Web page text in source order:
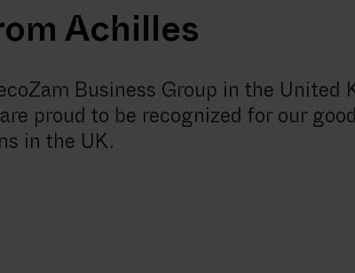
Achilles
Business Group in the
proud to be recognized for our
in the UK.